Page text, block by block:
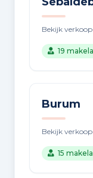
Bekijk
19
Burum
Bekijk
15